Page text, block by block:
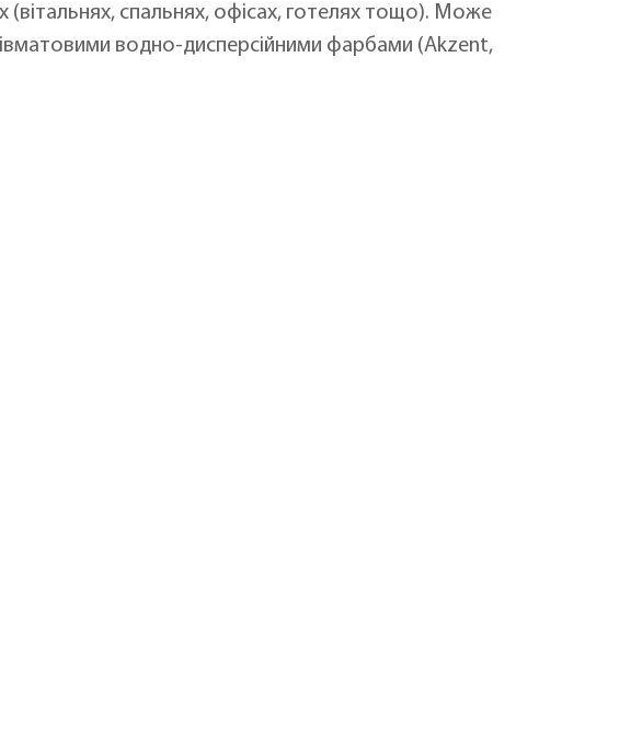
(вітальнях, спальнях, офісах, готелях тощо). Може
водно-дисперсійними фарбами (Akzent,